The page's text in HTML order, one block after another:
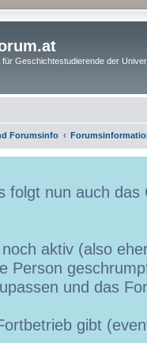
für Geschichtestudierende der
Forumsinfo
folgt nun auch
aktiv (also
Person
und das
gibt